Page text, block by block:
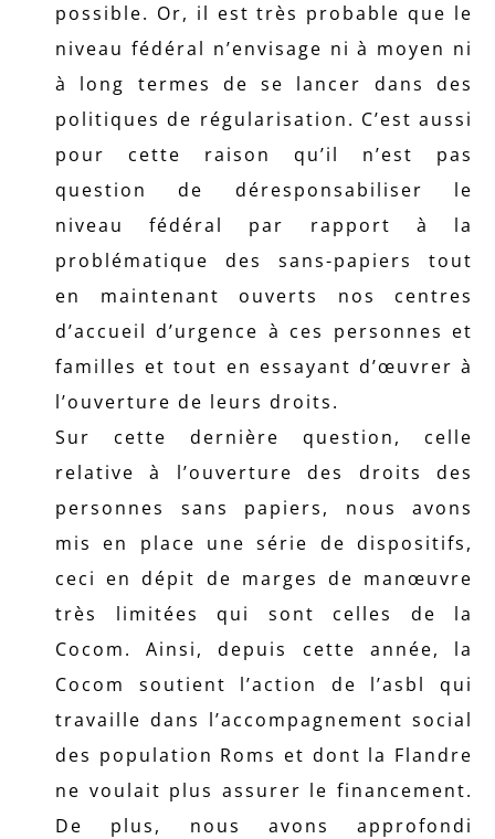
possible. Or, il est très probable que le
niveau fédéral n’envisage ni à moyen ni
à long termes de se lancer dans des
politiques de régularisation. C’est aussi
pour cette raison qu’il n’est pas
question de déresponsabiliser le
niveau fédéral par rapport à la
problématique des sans-papiers tout
en maintenant ouverts nos centres
d’accueil d’urgence à ces personnes et
familles et tout en essayant d’œuvrer à
l’ouverture de leurs droits.
Sur cette dernière question, celle
relative à l’ouverture des droits des
personnes sans papiers, nous avons
mis en place une série de dispositifs,
ceci en dépit de marges de manœuvre
très limitées qui sont celles de la
Cocom. Ainsi, depuis cette année, la
Cocom soutient l’action de l’asbl qui
travaille dans l’accompagnement social
des population Roms et dont la Flandre
ne voulait plus assurer le financement.
De plus, nous avons approfondi